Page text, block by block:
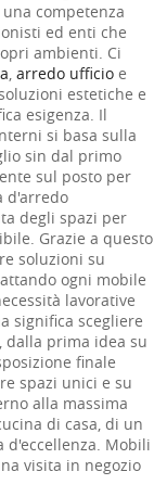
competenza
ed enti che
ambienti. Ci
, arredo ufficioe
estetiche e
esigenza. Il
si basa sulla
sin dal primo
sul posto per
d'arredo
degli spazi per
Grazie a questo
soluzioni su
ogni mobile
lavorative
significa scegliere
dalla prima idea su
finale
spazi unici e su
alla massima
di casa, di un
Mobili
visita in negozio